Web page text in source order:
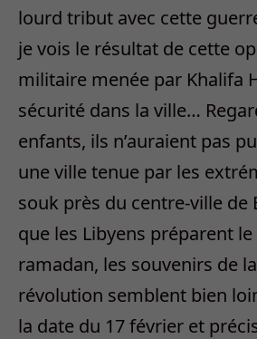
lourd tribut avec cette
je vois le résultat de cette
militaire menée par Khalifa
sécurité dans la ville…
enfants, ils n’auraient pas
une ville tenue par les
souk près du centre-ville de
que les Libyens préparent
ramadan, les souvenirs de
révolution semblent bien
la date du 17 février et